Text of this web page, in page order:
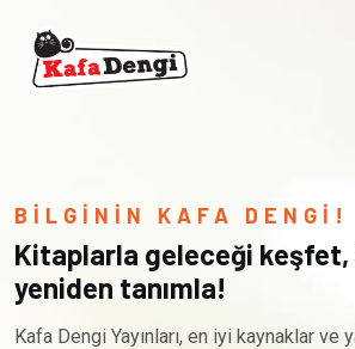
BİLGİNİN KAFA DENGİ!
Kitaplarla geleceği keşfet,
yeniden tanımla!
Kafa Dengi Yayınları, en iyi kaynaklar